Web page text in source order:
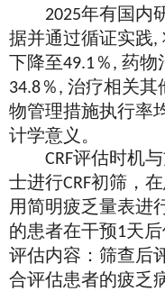
2025年有国内
据并通过循证实践,
下降至49.1 ％ , 药物
34.8 ％ , 治疗相关其
物管理措施执行率
计学意义。
CRF评估时机
士进行CRF初筛，
用简明疲乏量表进
的患者在干预1天
评估内容：筛查后
合评估患者的疲乏